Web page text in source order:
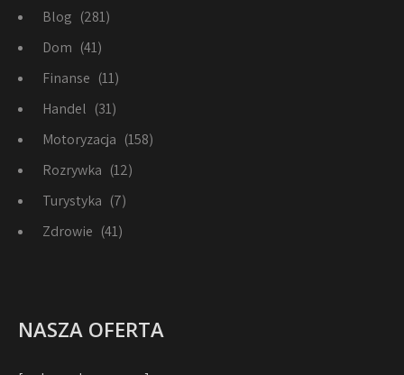
Blog (281)
Dom (41)
Finanse (11)
Handel (31)
Motoryzacja (158)
Rozrywka (12)
Turystyka (7)
Zdrowie (41)
NASZA OFERTA